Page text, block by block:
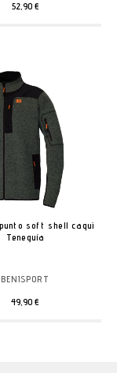
52,90 €
soft shell caqui
Teneguía
BENISPORT
49,90 €